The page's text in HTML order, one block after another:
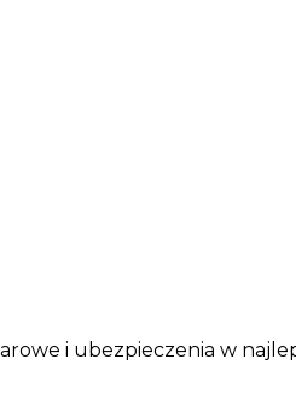
i ubezpieczenia w